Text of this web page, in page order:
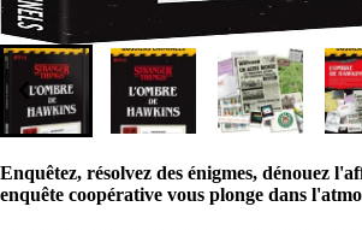
Enquêtez, résolvez des énigmes, dénouez
enquête coopérative vous plonge dans